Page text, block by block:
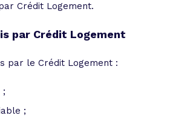
Crédit Logement.
par Crédit Logement
par le Crédit Logement :
;
;